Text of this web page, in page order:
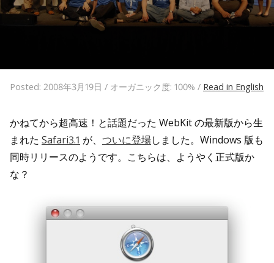
Posted: 2008年3月19日 / オーガニック度: 100% / Read in English
かねてから超高速！と話題だった WebKit の最新版から生
まれた Safari3.1 が、 ついに登場しました。Windows 版も
同時リリースのようです。こちらは、ようやく正式版か
な？